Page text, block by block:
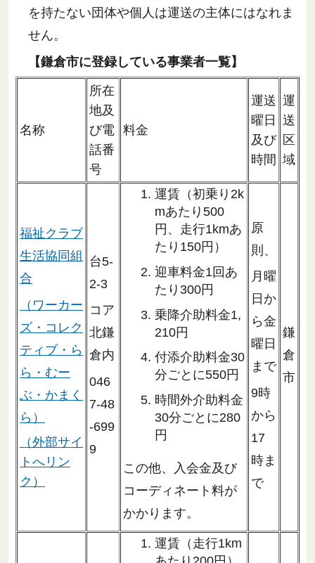
を持たない団体や個人は運送の主体にはなれま
せん。
【鎌倉市に登録している事業者一覧】
名称
所在
地及
び電
話番
号
料金
運送
曜日
及び
時間
運
送
区
域
福祉クラブ
生活協同組
合
（ワーカー
ズ・コレク
ティブ・ら
ら・むー
ぶ・かまく
ら）
（外部サイ
トへリン
ク）
台5-
2-3
コア
北鎌
倉内
046
7-48
-699
9
運賃（初乗り2k
mあたり500
円、走行1kmあ
たり150円）
迎車料金1回あ
たり300円
乗降介助料金1,
210円
付添介助料金30
分ごとに550円
時間外介助料金
30分ごとに280
円
この他、入会金及び
コーディネート料が
かかります。
原
則、
月曜
日か
ら金
曜日
まで
9時
から
17
時ま
で
鎌
倉
市
運賃（走行1km